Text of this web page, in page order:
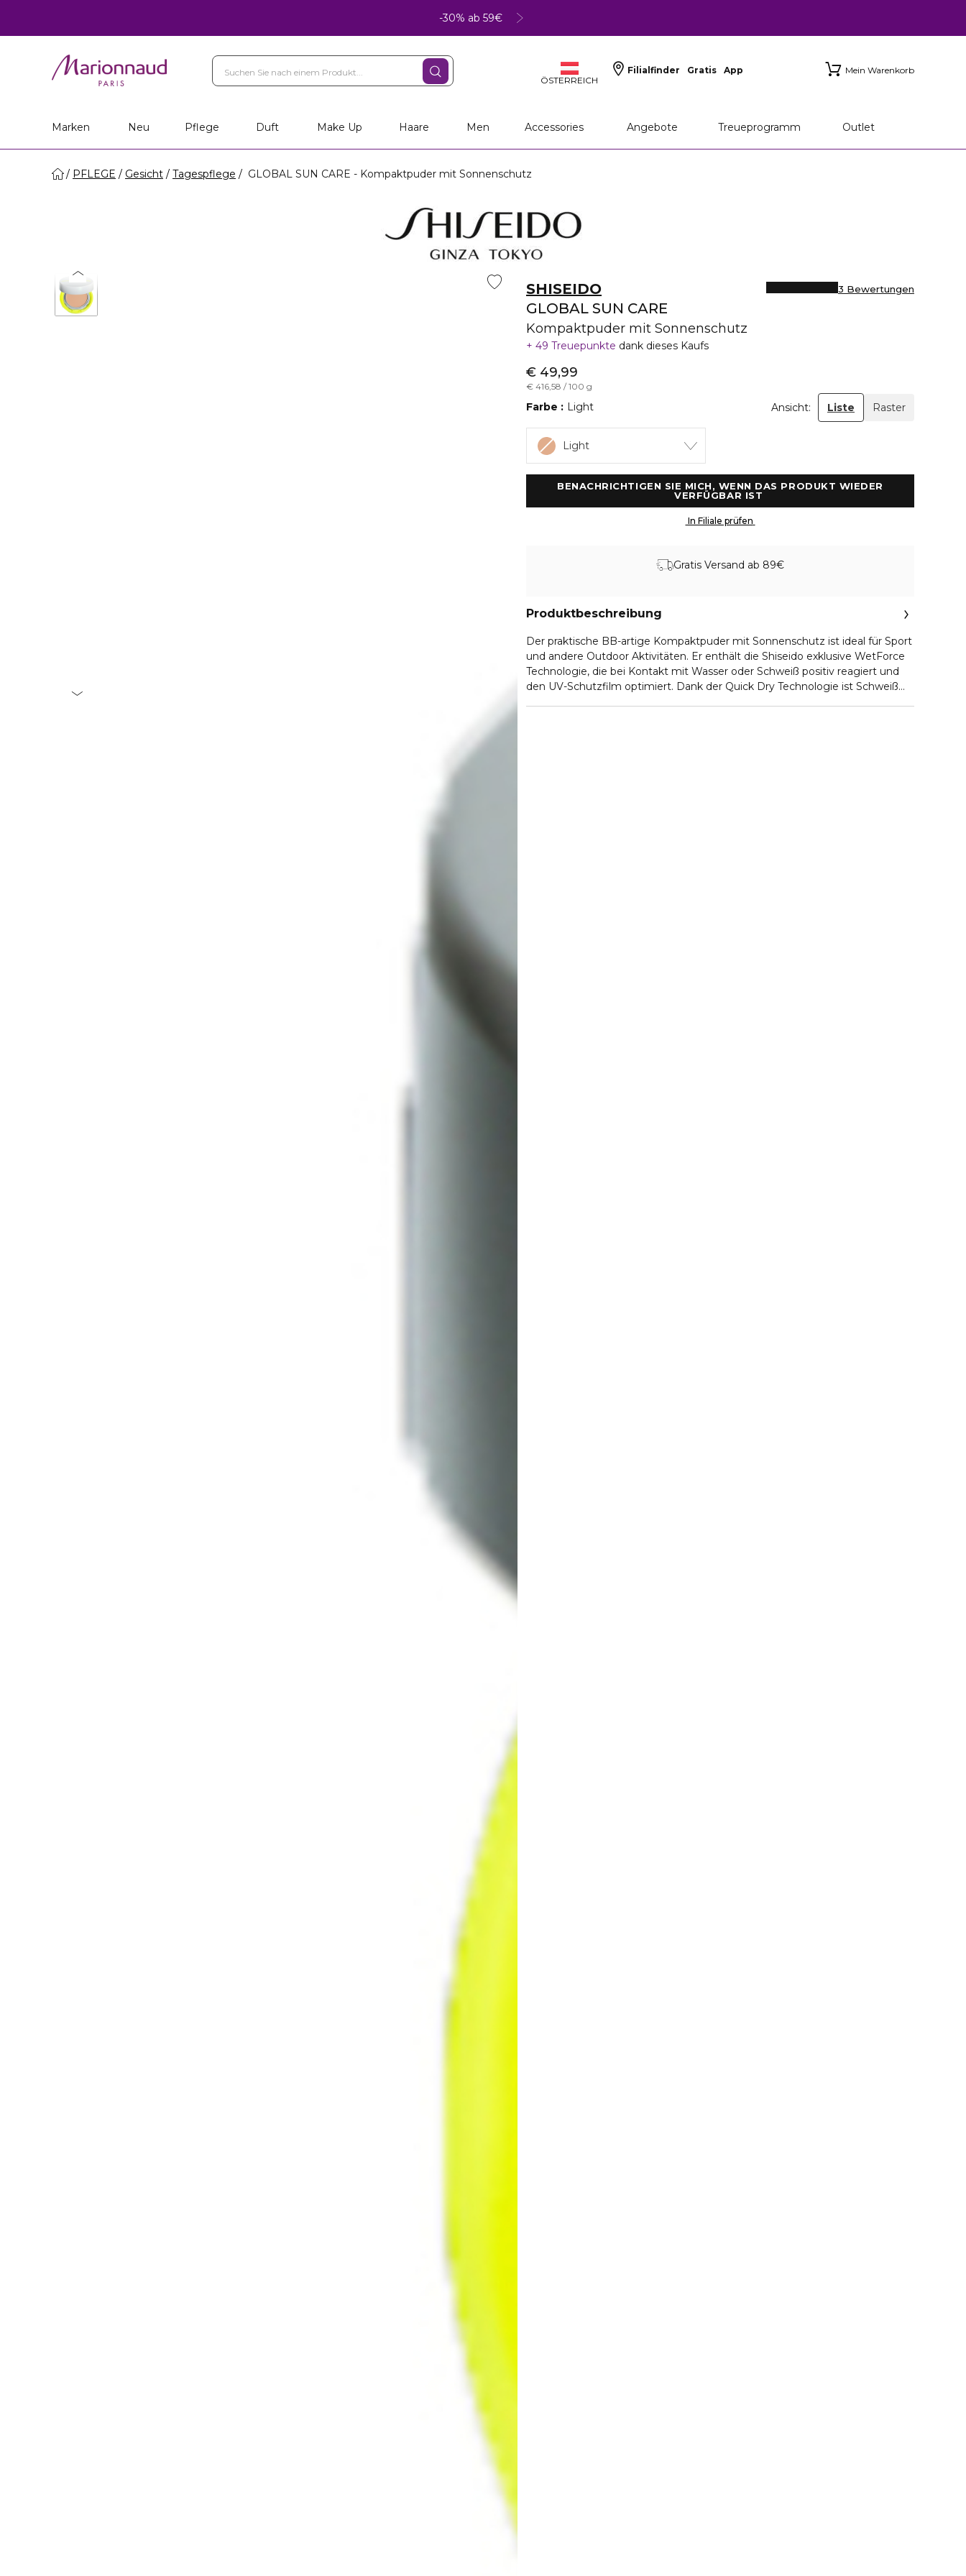
-30% ab 59€
ÖSTERREICH
Filialfinder Gratis App Mein Warenkorb
Marken Neu Pflege Duft Make Up Haare Men Accessories Angebote Treueprogramm Outlet
PFLEGE Gesicht Tagespflege GLOBAL SUN CARE - Kompaktpuder mit Sonnenschutz
SHISEIDO
GLOBAL SUN CARE
Kompaktpuder mit Sonnenschutz
3 Bewertungen
49 Treuepunkte dank dieses Kaufs
€ 49,99
€ 416,58 / 100 g
Farbe Light Ansicht: Liste Raster
Light
BENACHRICHTIGEN SIE MICH, WENN DAS PRODUKT WIEDER
Gratis Versand ab 89€
Produktbeschreibung
Der praktische BB-artige Kompaktpuder mit Sonnenschutz ist ideal für Sport
und andere Outdoor Aktivitäten. Er enthält die Shiseido exklusive WetForce
Technologie, die bei Kontakt mit Wasser oder Schweiß positiv reagiert und
den UV-Schutzfilm optimiert. Dank der Quick Dry Technologie ist Schweiß